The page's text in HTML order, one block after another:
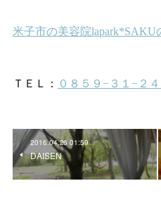
2016.04.26 01:59
DAISEN